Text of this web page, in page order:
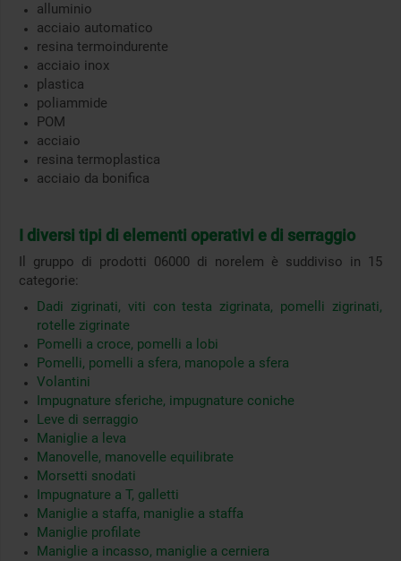
alluminio
acciaio automatico
resina termoindurente
acciaio inox
plastica
poliammide
POM
acciaio
resina termoplastica
acciaio da bonifica
I diversi tipi di elementi operativi e di serraggio
Il gruppo di prodotti 06000 di norelem è suddiviso in 15
categorie:
Dadi zigrinati, viti con testa zigrinata, pomelli zigrinati,
rotelle zigrinate
Pomelli a croce, pomelli a lobi
Pomelli, pomelli a sfera, manopole a sfera
Volantini
Impugnature sferiche, impugnature coniche
Leve di serraggio
Maniglie a leva
Manovelle, manovelle equilibrate
Morsetti snodati
Impugnature a T, galletti
Maniglie a staffa, maniglie a staffa
Maniglie profilate
Maniglie a incasso, maniglie a cerniera